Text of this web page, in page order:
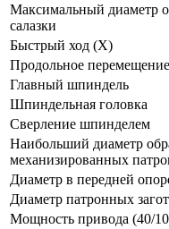
Максимальный диаметр
салазки
Быстрый ход (X)
Продольное
Главный шпиндель
Шпиндельная головка
Сверление шпинделем
Наибольший диаметр
механизированных
Диаметр в передней
Диаметр патронных
Мощность привода (40/